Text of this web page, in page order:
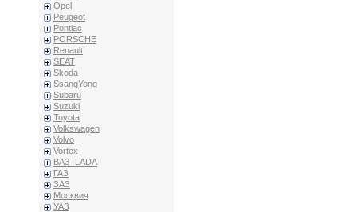
Opel
Peugeot
Pontiac
PORSCHE
Renault
SEAT
Skoda
SsangYong
Subaru
Suzuki
Toyota
Volkswagen
Volvo
Vortex
ВАЗ_LADA
ГАЗ
ЗАЗ
Москвич
УАЗ